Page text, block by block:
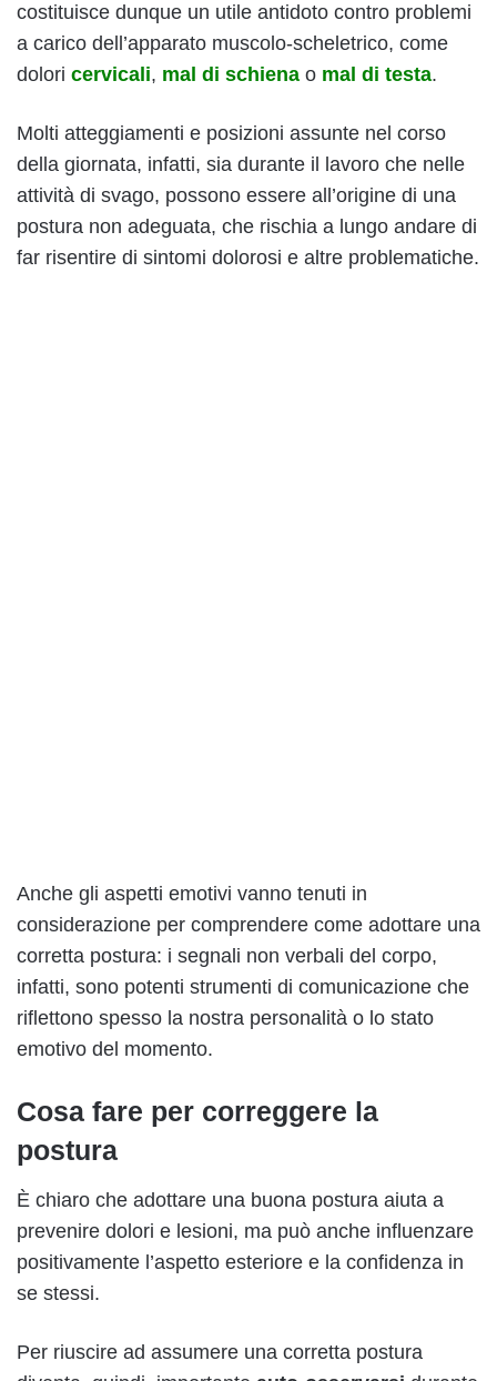
costituisce dunque un utile antidoto contro problemi
a carico dell’apparato muscolo-scheletrico, come
dolori cervicali, mal di schiena o mal di testa.
Molti atteggiamenti e posizioni assunte nel corso
della giornata, infatti, sia durante il lavoro che nelle
attività di svago, possono essere all’origine di una
postura non adeguata, che rischia a lungo andare di
far risentire di sintomi dolorosi e altre problematiche.
Anche gli aspetti emotivi vanno tenuti in
considerazione per comprendere come adottare una
corretta postura: i segnali non verbali del corpo,
infatti, sono potenti strumenti di comunicazione che
riflettono spesso la nostra personalità o lo stato
emotivo del momento.
Cosa fare per correggere la
postura
È chiaro che adottare una buona postura aiuta a
prevenire dolori e lesioni, ma può anche influenzare
positivamente l’aspetto esteriore e la confidenza in
se stessi.
Per riuscire ad assumere una corretta postura